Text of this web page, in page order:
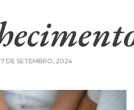
DE SETEMBRO, 2024